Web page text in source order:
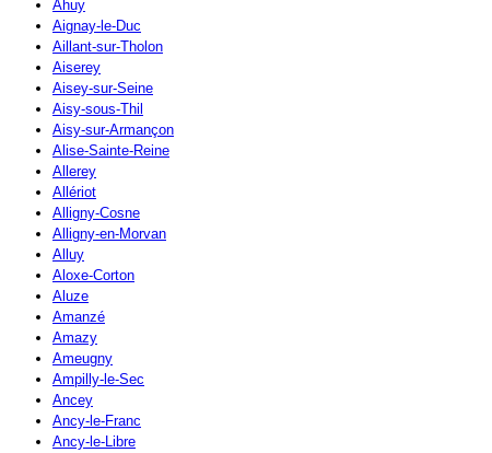
Ahuy
Aignay-le-Duc
Aillant-sur-Tholon
Aiserey
Aisey-sur-Seine
Aisy-sous-Thil
Aisy-sur-Armançon
Alise-Sainte-Reine
Allerey
Allériot
Alligny-Cosne
Alligny-en-Morvan
Alluy
Aloxe-Corton
Aluze
Amanzé
Amazy
Ameugny
Ampilly-le-Sec
Ancey
Ancy-le-Franc
Ancy-le-Libre